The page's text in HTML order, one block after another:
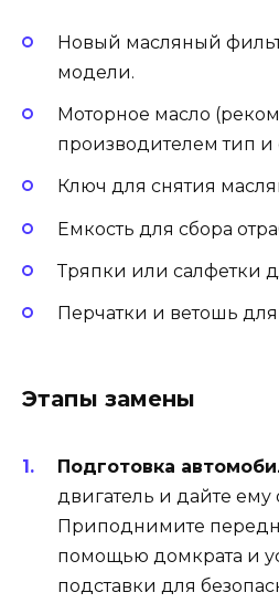
Новый масляный
модели.
Моторное масло
производителем тип и
Ключ для снятия
Емкость для сбора
Тряпки или салфетки
Перчатки и ветошь
Этапы замены
Подготовка
двигатель и дайте ему
Приподнимите
помощью домкрата и
подставки для